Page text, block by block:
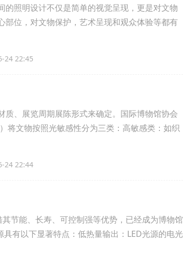
照明设计不仅是简单的视觉呈现，更是对文物
位，对文物保护，艺术呈现和观众体验等都有
24 22:45
、展览周期展陈形式来确定。国际博物馆协会
文物按照光敏感性分为三类：高敏感类：如织
24 22:44
节能、长寿、可控制强等优势，已经成为博物馆
有以下显著特点：低热量输出：LED光源的电光